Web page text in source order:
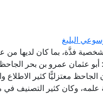
البليغ
فذَّة، بما كان لديها من
معتزليًّا كثير
وكان كثير التصنيف في